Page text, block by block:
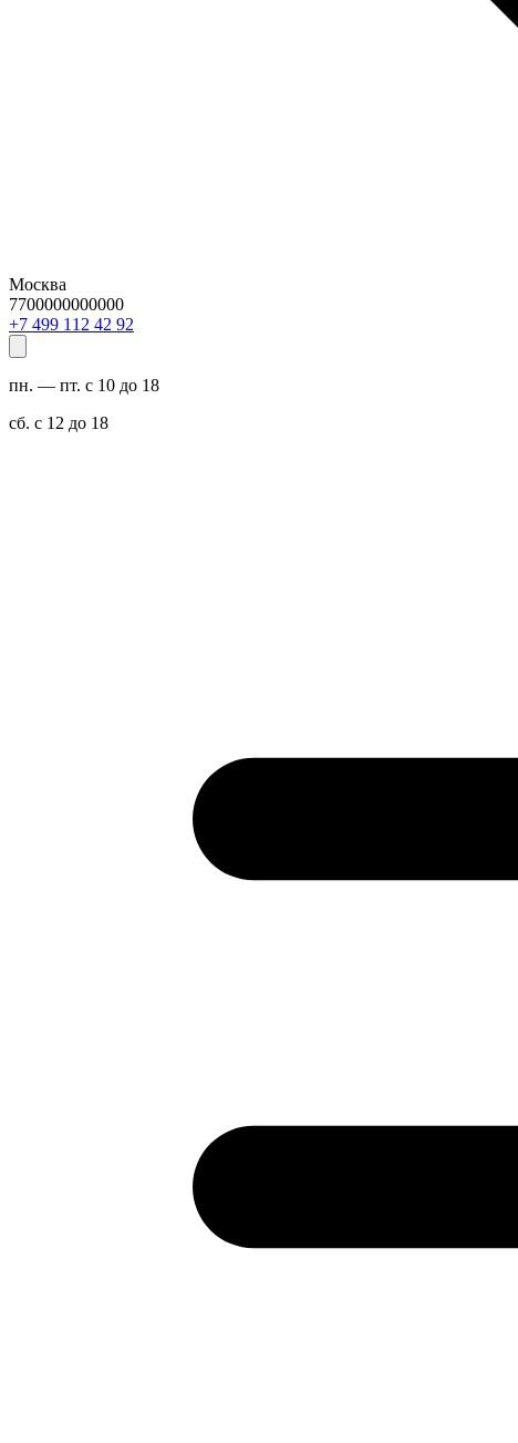
Москва
7700000000000
29 24 211 994 7+
пн. — пт. с 10 до 18
сб. с 12 до 18